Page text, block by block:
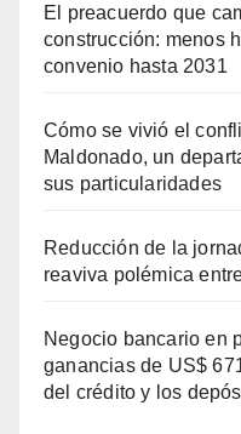
El preacuerdo que
construcción: menos
convenio hasta 2031
Cómo se vivió el
Maldonado, un
sus particularidades
Reducción de la
reaviva polémica
Negocio bancario en
ganancias de US$
del crédito y los